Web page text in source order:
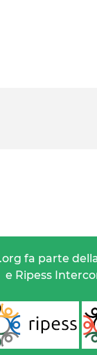
fa parte
e Ripess